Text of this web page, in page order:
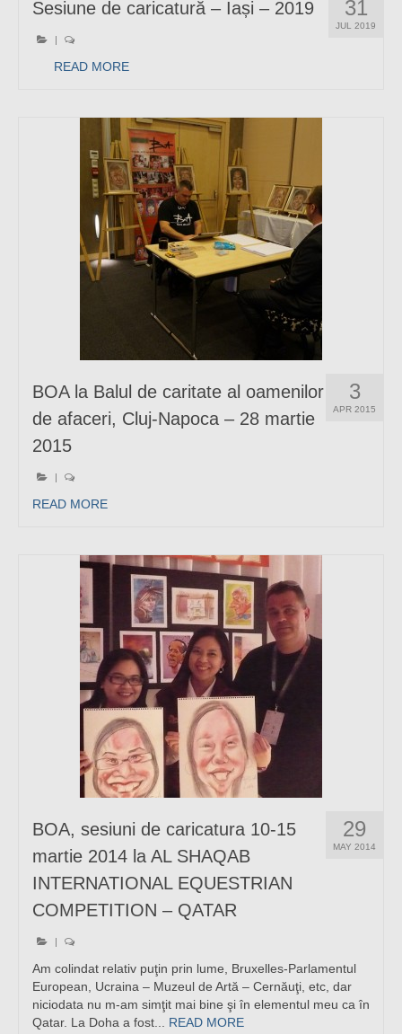
31
JUL 2019
Sesiune de caricatură – Iași – 2019
|
READ MORE
3
APR 2015
BOA la Balul de caritate al oamenilor
de afaceri, Cluj-Napoca – 28 martie
2015
|
READ MORE
29
MAY 2014
BOA, sesiuni de caricatura 10-15
martie 2014 la AL SHAQAB
INTERNATIONAL EQUESTRIAN
COMPETITION – QATAR
|
Am colindat relativ puţin prin lume, Bruxelles-Parlamentul
European, Ucraina – Muzeul de Artă – Cernăuţi, etc, dar
niciodata nu m-am simţit mai bine şi în elementul meu ca în
Qatar. La Doha a fost... READ MORE